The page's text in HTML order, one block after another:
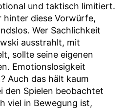
und taktisch limitiert.
hinter diese Vorwürfe,
Wer Sachlichkeit
ausstrahlt, mit
sollte seine eigenen
Emotionslosigkeit
Auch das hält kaum
den Spielen beobachtet
viel in Bewegung ist,